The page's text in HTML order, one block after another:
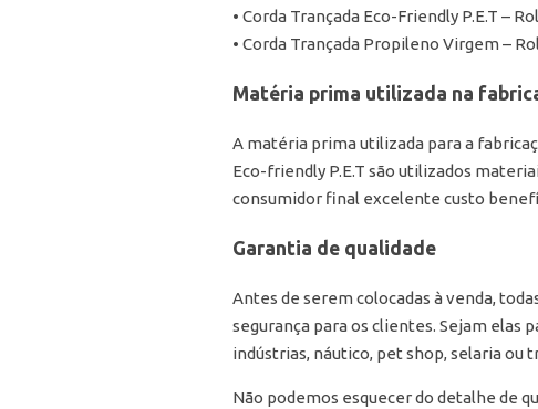
• Corda Trançada Eco-Friendly P.E.T –
• Corda Trançada Propileno Virgem –
Matéria prima utilizada na
A matéria prima utilizada para a
Eco-friendly P.E.T são utilizados
consumidor final excelente custo
Garantia de qualidade
Antes de serem colocadas à venda,
segurança para os clientes. Sejam elas
indústrias, náutico, pet shop, selaria ou
Não podemos esquecer do detalhe de